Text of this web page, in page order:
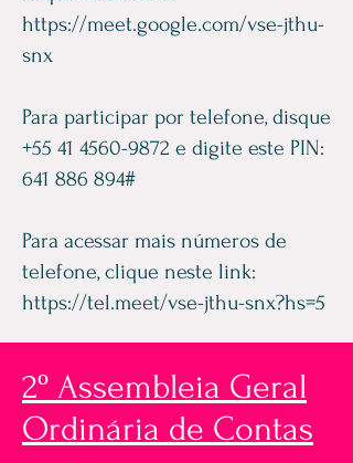
https://meet.google.com/vse-jthu-
snx
Para participar por telefone, disque
+55 41 4560-9872 e digite este PIN:
641 886 894#
Para acessar mais números de
telefone, clique neste link:
https://tel.meet/vse-jthu-snx?hs=5
2º Assembleia Geral
Ordinária de Contas